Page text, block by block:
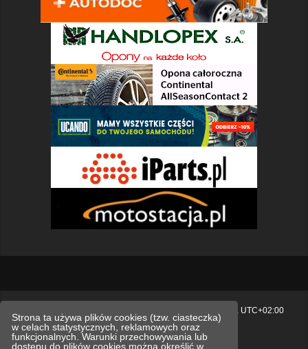
Strona ta używa plików cookies (tzw. ciasteczka)
w celach statystycznych, reklamowych oraz
funkcjonalnych. Warunki przechowywania lub
dostępu do plików cookies można określić w
UTC+02:00
Polityka prywatności.